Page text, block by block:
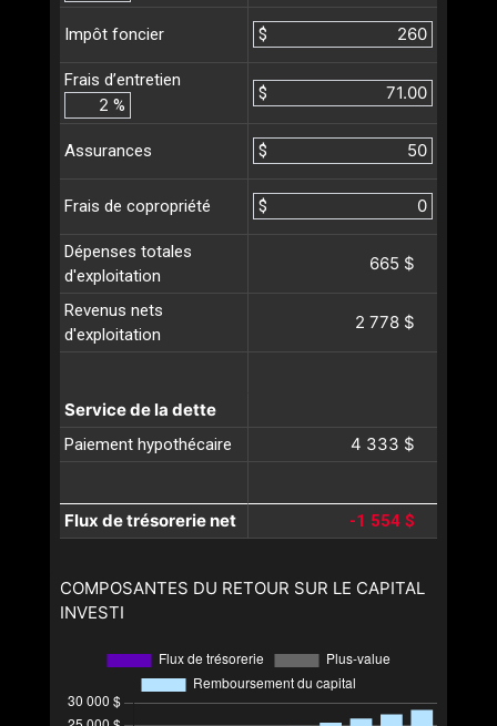
Impôt foncier $
Frais d’entretien
%
$
Assurances $
Frais de copropriété $
Dépenses totales
d'exploitation
665 $
Revenus nets
d'exploitation
2 778 $
Service de la dette
Paiement hypothécaire 4 333 $
Flux de trésorerie net -1 554 $
COMPOSANTES DU RETOUR SUR LE CAPITAL
INVESTI